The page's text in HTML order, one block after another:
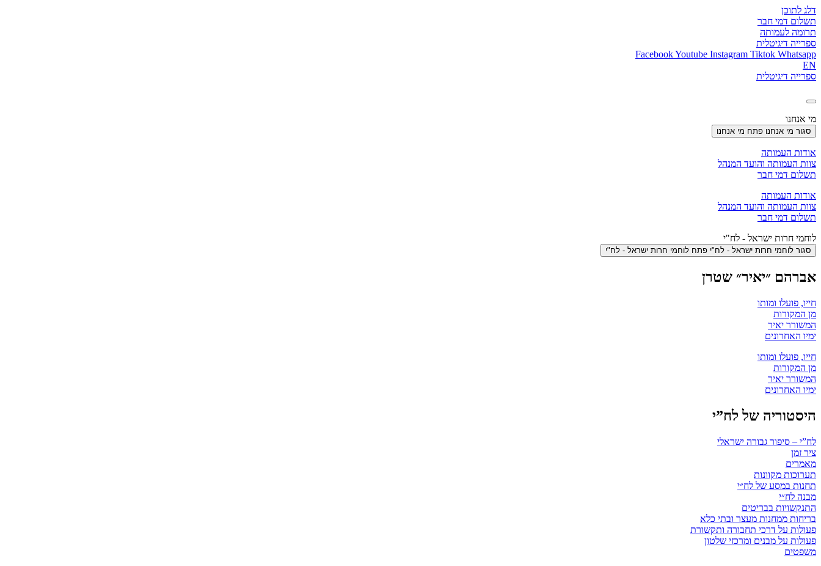
דלג לתוכן
תשלום דמי חבר
תרומה לעמותה
ספרייה דיגיטלית
FacebookYoutube Instagram Tiktok Whatsapp
EN
ספרייה דיגיטלית
מי אנחנו
סגור מי אנחנו פתח מי אנחנו
אודות העמותה
צוות העמותה והועד המנהל
תשלום דמי חבר
אודות העמותה
צוות העמותה והועד המנהל
תשלום דמי חבר
לוחמי חרות ישראל - לח"י
סגור לוחמי חרות ישראל - לח"י פתח לוחמי חרות ישראל - לח"י
אברהם ״יאיר״ שטרן
חייו, פועלו ומותו
מן המקורות
המשורר יאיר
ימיו האחרונים
חייו, פועלו ומותו
מן המקורות
המשורר יאיר
ימיו האחרונים
היסטוריה של לח”י
לח”י – סיפור גבורה ישראלי
ציר זמן
מאמרים
תערוכות מקוונות
תחנות במסע של לח״י
מבנה לח״י
התנקשויות בבריטים
בריחות ממחנות מעצר ובתי כלא
פעולות על דרכי תחבורה ותקשורת
פעולות על מבנים ומרכזי שלטון
משפטים